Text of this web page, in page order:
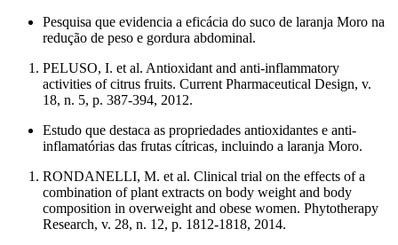
Pesquisa que evidencia a eficácia do suco de laranja Moro na
redução de peso e gordura abdominal.
PELUSO, I. et al. Antioxidant and anti-inflammatory
activities of citrus fruits. Current Pharmaceutical Design, v.
18, n. 5, p. 387-394, 2012.
Estudo que destaca as propriedades antioxidantes e anti-
inflamatórias das frutas cítricas, incluindo a laranja Moro.
RONDANELLI, M. et al. Clinical trial on the effects of a
combination of plant extracts on body weight and body
composition in overweight and obese women. Phytotherapy
Research, v. 28, n. 12, p. 1812-1818, 2014.